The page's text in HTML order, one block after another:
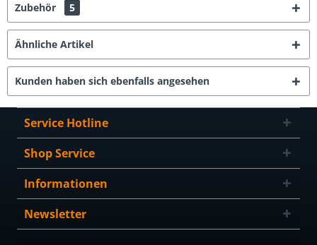
Zubehör 5
Ähnliche Artikel
Kunden haben sich ebenfalls angesehen
Service Hotline
Shop Service
Informationen
Newsletter